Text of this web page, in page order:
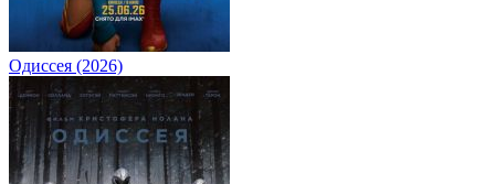
Одиссея (2026)